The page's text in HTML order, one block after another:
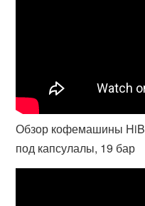
Обзор кофемашины
под капсулалы, 19 бар